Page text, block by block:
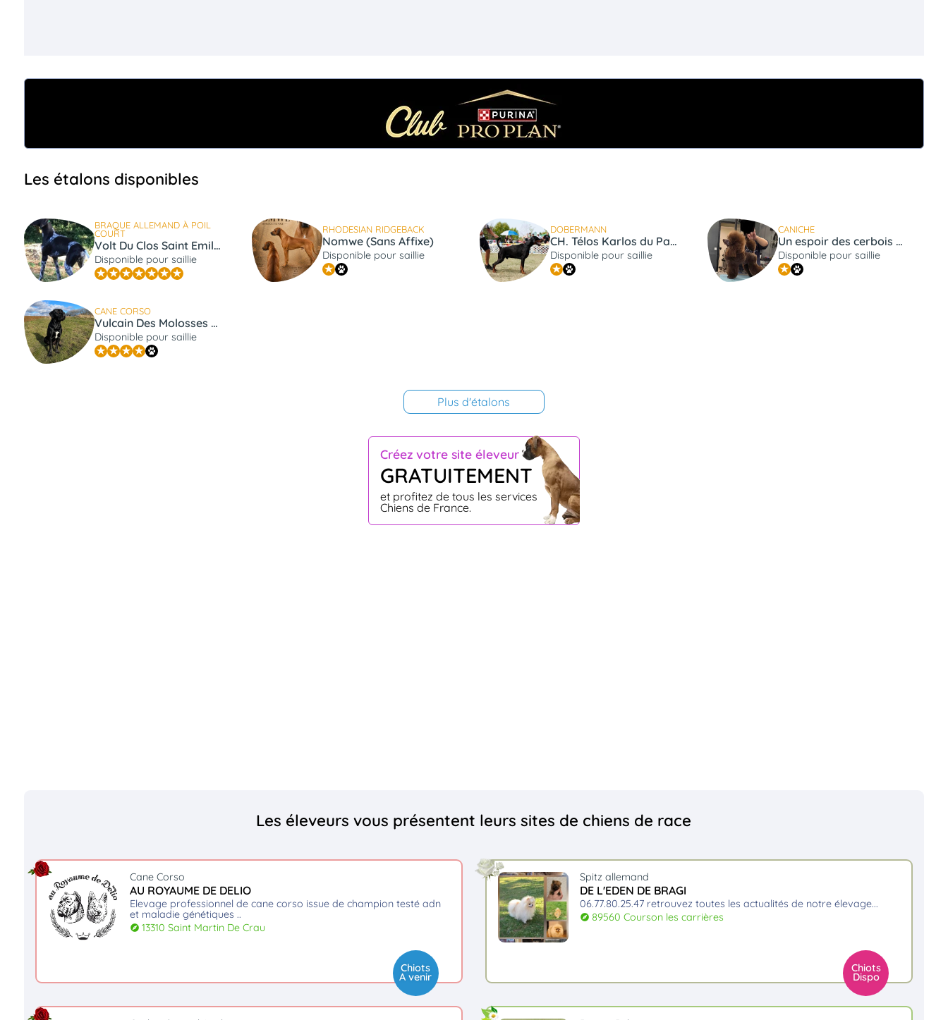
Les étalons disponibles
BRAQUE ALLEMAND À POIL
COURT
Volt Du Clos Saint Emilion
Disponible pour saillie
RHODESIAN RIDGEBACK
Nomwe (Sans Affixe)
Disponible pour saillie
DOBERMANN
CH. Télos Karlos du Parc des marais d'Opale
Disponible pour saillie
CANICHE
Un espoir des cerbois de la cheneveyre Titre Initial
Disponible pour saillie
CANE CORSO
Vulcain Des Molosses De L'Olympe
Disponible pour saillie
Plus d'étalons
Créez votre site éleveur
GRATUITEMENT
et profitez de tous les services
Chiens de France.
Les éleveurs vous présentent leurs sites de chiens de race
Cane Corso
AU ROYAUME DE DELIO
elevage professionnel de cane corso issue de champion testé adn
et maladie génétiques
explore 13310 Saint Martin De Crau
Chiots
A venir
Spitz allemand
DE L'EDEN DE BRAGI
06.77.80.25.47 retrouvez toutes les actualités de notre élevage.
explore 89560 Courson les carrières
Chiots
Dispo